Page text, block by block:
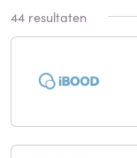
44 resultaten